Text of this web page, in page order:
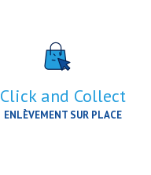
Click and Collect
ENLÈVEMENT SUR PLACE